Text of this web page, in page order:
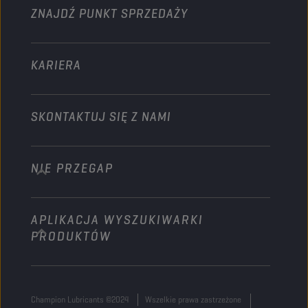
ZNAJDŹ PUNKT SPRZEDAŻY
KARIERA
SKONTAKTUJ SIĘ Z NAMI
info@championlubes.com
+32 3 870 00 20
Georges Gilliotstraat, 52 2620 Hemiksem
Belgium
NIE PRZEGAP
APLIKACJA WYSZUKIWARKI
PRODUKTÓW
Champion Lubricants ©2024 Wszelkie prawa zastrzeżone